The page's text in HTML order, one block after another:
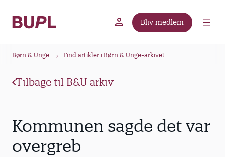
Bliv medlem
Børn & Unge Find artikler i Børn & Unge-arkivet
Tilbage til B&U arkiv
Kommunen sagde det var
overgreb